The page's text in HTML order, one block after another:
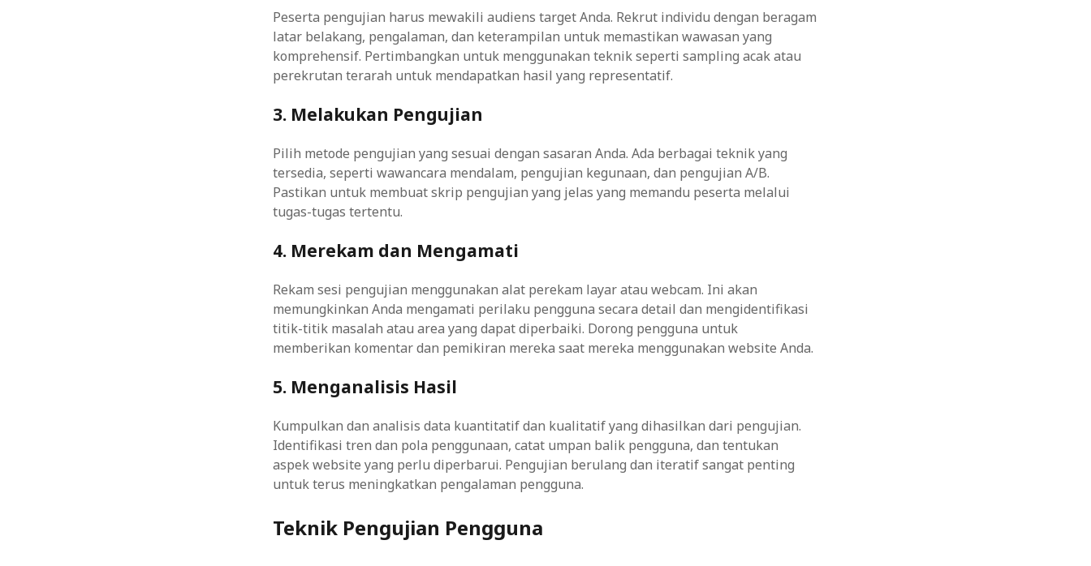
Peserta pengujian harus mewakili audiens target Anda. Rekrut individu dengan beragam
latar belakang, pengalaman, dan keterampilan untuk memastikan wawasan yang
komprehensif. Pertimbangkan untuk menggunakan teknik seperti sampling acak atau
perekrutan terarah untuk mendapatkan hasil yang representatif.
3. Melakukan Pengujian
Pilih metode pengujian yang sesuai dengan sasaran Anda. Ada berbagai teknik yang
tersedia, seperti wawancara mendalam, pengujian kegunaan, dan pengujian A/B.
Pastikan untuk membuat skrip pengujian yang jelas yang memandu peserta melalui
tugas-tugas tertentu.
4. Merekam dan Mengamati
Rekam sesi pengujian menggunakan alat perekam layar atau webcam. Ini akan
memungkinkan Anda mengamati perilaku pengguna secara detail dan mengidentifikasi
titik-titik masalah atau area yang dapat diperbaiki. Dorong pengguna untuk
memberikan komentar dan pemikiran mereka saat mereka menggunakan website Anda.
5. Menganalisis Hasil
Kumpulkan dan analisis data kuantitatif dan kualitatif yang dihasilkan dari pengujian.
Identifikasi tren dan pola penggunaan, catat umpan balik pengguna, dan tentukan
aspek website yang perlu diperbarui. Pengujian berulang dan iteratif sangat penting
untuk terus meningkatkan pengalaman pengguna.
Teknik Pengujian Pengguna